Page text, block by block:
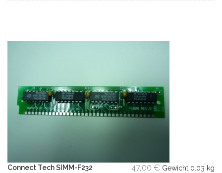
Connect Tech SIMM-F232
47,00 € Gewicht 0.03 kg